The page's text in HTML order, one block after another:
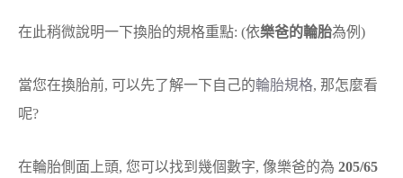
在此稍微說明一下換胎的規格重點: (依樂爸的輪胎為例)
當您在換胎前, 可以先了解一下自己的輪胎規格, 那怎麼看
呢?
在輪胎側面上頭, 您可以找到幾個數字, 像樂爸的為 205/65